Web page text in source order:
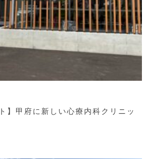
】甲府に新しい心療内科クリニッ